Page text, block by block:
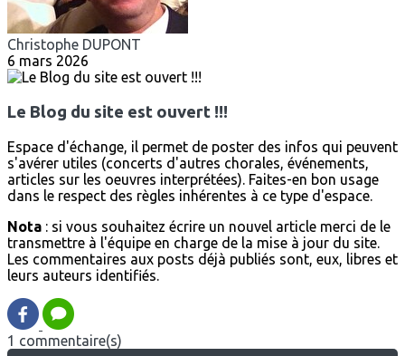
Christophe DUPONT
6 mars 2026
Le Blog du site est ouvert !!!
Espace d'échange, il permet de poster des infos qui peuvent
s'avérer utiles (concerts d'autres chorales, événements,
articles sur les oeuvres interprétées). Faites-en bon usage
dans le respect des règles inhérentes à ce type d'espace.
Nota : si vous souhaitez écrire un nouvel article merci de le
transmettre à l'équipe en charge de la mise à jour du site.
Les commentaires aux posts déjà publiés sont, eux, libres et
leurs auteurs identifiés.
1 commentaire(s)